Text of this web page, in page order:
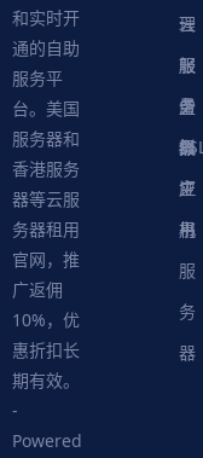
和实时开
通的自助
服务平
台。美国
服务器和
香港服务
器等云服
务器租用
官网，推
广返佣
10%，优
惠折扣长
期有效。
-
Powered
理
服
务
器
云
服
务
器
轻
量
级
应
用
服
务
器
虚
拟
主
机
SSL
证
书